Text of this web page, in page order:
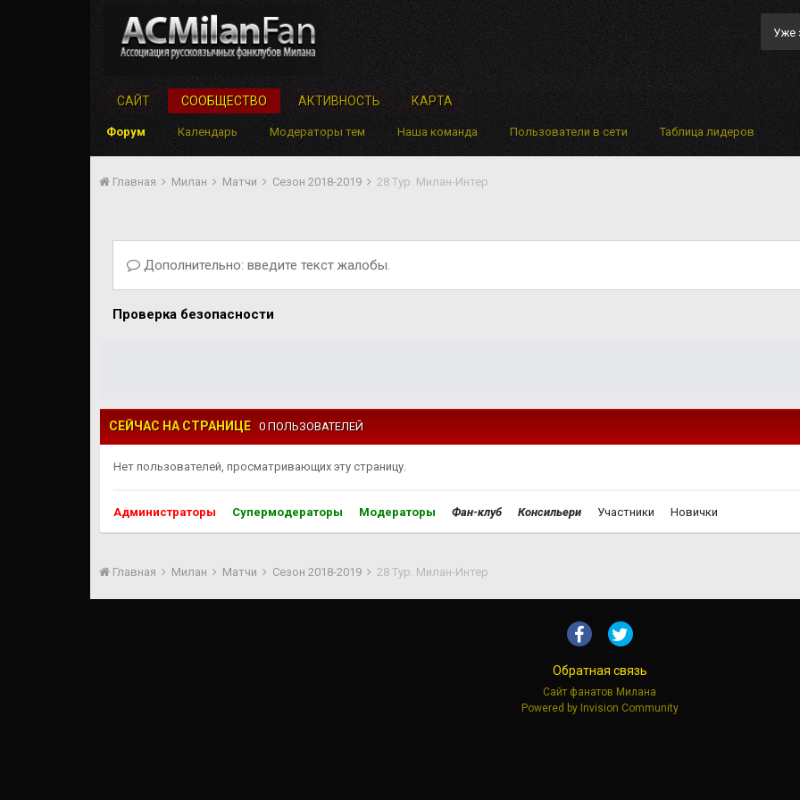
Уже
САЙТ СООБЩЕСТВО
Форум Календарь Модераторы тем Наша команда Пользователи в сети Таблица лидеров
АКТИВНОСТЬ КАРТА
Главная Милан Матчи Сезон 2018-2019 28 Тур. Милан-Интер
Дополнительно: введите текст жалобы.
Проверка безопасности
СЕЙЧАС НА СТРАНИЦЕ 0 ПОЛЬЗОВАТЕЛЕЙ
Нет пользователей, просматривающих эту страницу.
Администраторы Супермодераторы Модераторы Фан-клуб Консильери Участники Новички
Главная Милан Матчи Сезон 2018-2019 28 Тур. Милан-Интер
Обратная связь
Сайт фанатов Милана
Powered by Invision Community